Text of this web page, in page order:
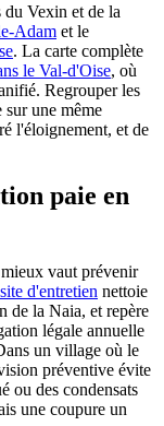
du Vexin et de la
Adam et le
. La carte complète
le Val-d'Oise, où
Regrouper les
une même
l'éloignement, et de
paie en
vaut prévenir
d'entretien nettoie
de la Naia, et repère
légale annuelle
un village où le
préventive évite
ou des condensats
une coupure un